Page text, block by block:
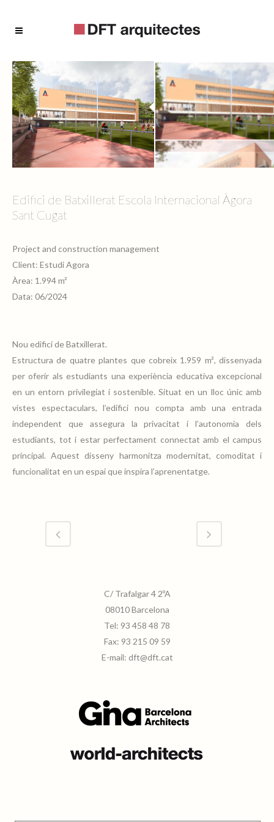
Edifici de Batxillerat Escola Internacional Àgora
Sant Cugat
Project and construction management
Client: Estudi Agora
Àrea: 1.994 m²
Data: 06/2024
Nou edifici de Batxillerat.
Estructura de quatre plantes que cobreix 1.959 m², dissenyada
per oferir als estudiants una experiència educativa excepcional
en un entorn privilegiat i sostenible. Situat en un lloc únic amb
vistes espectaculars, l’edifici nou compta amb una entrada
independent que assegura la privacitat i l’autonomia dels
estudiants, tot i estar perfectament connectat amb el campus
principal. Aquest disseny harmonitza modernitat, comoditat i
funcionalitat en un espai que inspira l’aprenentatge.
C/ Trafalgar 4 2ºA
08010 Barcelona
Tel: 93 458 48 78
Fax: 93 215 09 59
E-mail: dft@dft.cat